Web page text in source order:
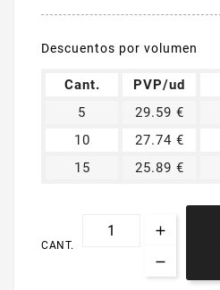
Descuentos por volumen
Cant. PVP/ud
5
29.59 €
10
27.74 €
15
25.89 €
CANT.